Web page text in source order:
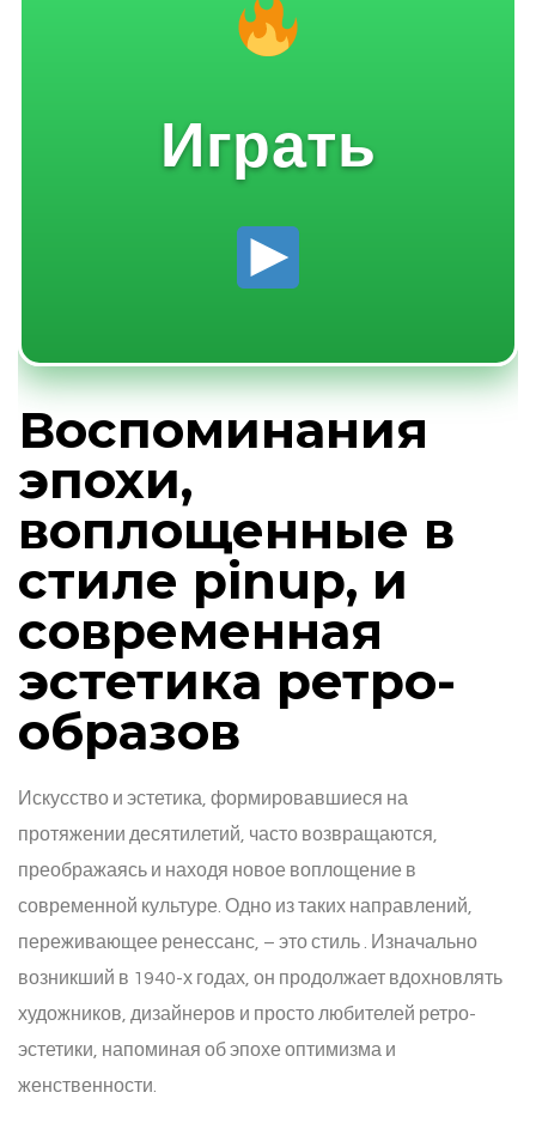
Играть
Воспоминания
эпохи,
воплощенные в
стиле pinup, и
современная
эстетика ретро-
образов
Искусство и эстетика, формировавшиеся на
протяжении десятилетий, часто возвращаются,
преображаясь и находя новое воплощение в
современной культуре. Одно из таких направлений,
переживающее ренессанс, – это стиль
. Изначально
возникший в 1940-х годах, он продолжает вдохновлять
художников, дизайнеров и просто любителей ретро-
эстетики, напоминая об эпохе оптимизма и
женственности.